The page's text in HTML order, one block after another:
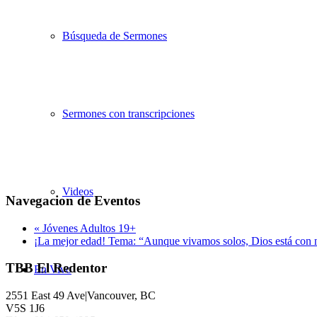
Búsqueda de Sermones
Sermones con transcripciones
Videos
En Vivo
Navegacion de Eventos
« Jóvenes Adultos 19+
¡La mejor edad! Tema: “Aunque vivamos solos, Dios está con
TBB El Redentor
2551 East 49 Ave|Vancouver, BC
V5S 1J6